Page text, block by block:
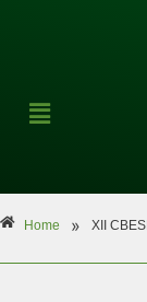
Home » XII